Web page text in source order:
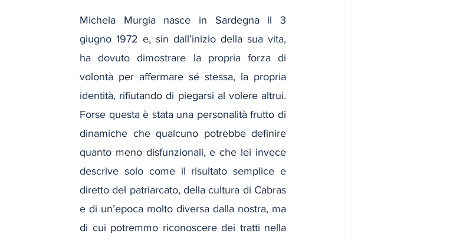
Michela Murgia nasce in Sardegna il 3
giugno 1972 e, sin dall’inizio della sua vita,
ha dovuto dimostrare la propria forza di
volontà per affermare sé stessa, la propria
identità, rifiutando di piegarsi al volere altrui.
Forse questa è stata una personalità frutto di
dinamiche che qualcuno potrebbe definire
quanto meno disfunzionali, e che lei invece
descrive solo come il risultato semplice e
diretto del patriarcato, della cultura di Cabras
e di un’epoca molto diversa dalla nostra, ma
di cui potremmo riconoscere dei tratti nella